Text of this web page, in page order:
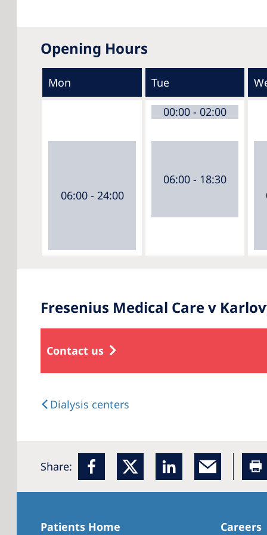
Opening Hours
Mon Tue
06:00 - 24:00
00:00 - 02:00
06:00 - 18:30
Fresenius Medical Care v
Contact us
Dialysis centers
Share:
Patients Home Careers